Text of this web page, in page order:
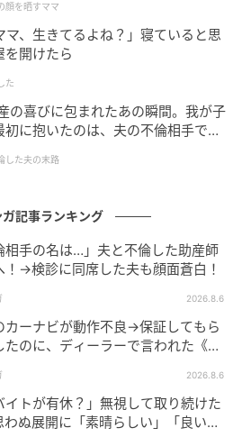
顔を晒すママ
、生きてるよね？」寝ていると思
を開けたら
た
喜びに包まれたあの瞬間。我が子
初に抱いたのは、夫の不倫相手でし
した夫の末路
ガ記事ランキング
相手の名は…」夫と不倫した助産師
！→検診に同席した夫も顔面蒼白！
2026.8.6
カーナビが動作不良→保証してもら
たのに、ディーラーで言われた《事
2026.8.6
イトが有休？」無視して取り続けた
ぬ展開に「素晴らしい」「良いこ